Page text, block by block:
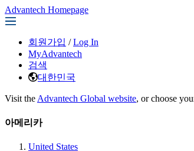
Advantech Homepage
회원가입 / Log In
MyAdvantech
검색
대한민국
Visit the Advantech Global website, or choose
아메리카
United States